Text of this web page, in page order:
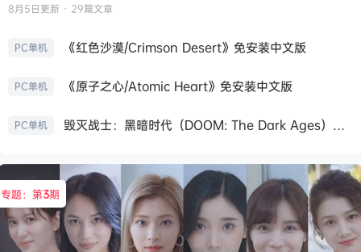
8月5日更新 · 29篇文章
PC单机 《红色沙漠/Crimson Desert》免安装中文版
PC单机 《原子之心/Atomic Heart》免安装中文版
PC单机 毁灭战士：黑暗时代（DOOM: The Dark Ages）免安装中文版
专题：第3期